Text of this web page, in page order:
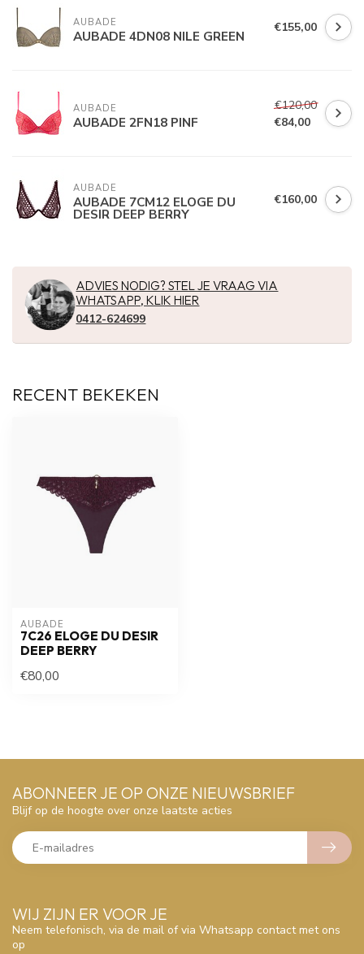
AUBADE
AUBADE 4DN08 NILE GREEN €155,00
AUBADE
AUBADE 2FN18 PINF
€120,00
€84,00
AUBADE
AUBADE 7CM12 ELOGE DU
DESIR DEEP BERRY
€160,00
ADVIES NODIG? STEL JE VRAAG VIA
WHATSAPP, KLIK HIER
0412-624699
RECENT BEKEKEN
AUBADE
7C26 ELOGE DU DESIR
DEEP BERRY
€80,00
WIJ ZIJN ER VOOR JE
Neem telefonisch, via de mail of via Whatsapp contact met ons
op
ABONNEER JE OP ONZE NIEUWSBRIEF
Blijf op de hoogte over onze laatste acties